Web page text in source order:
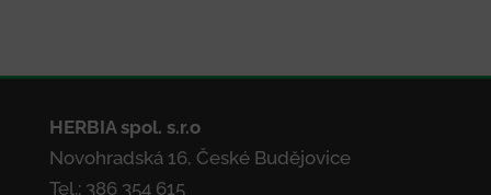
HERBIA spol. s.r.o
Novohradská 16, České Budějovice
Tel.: 386 354 615